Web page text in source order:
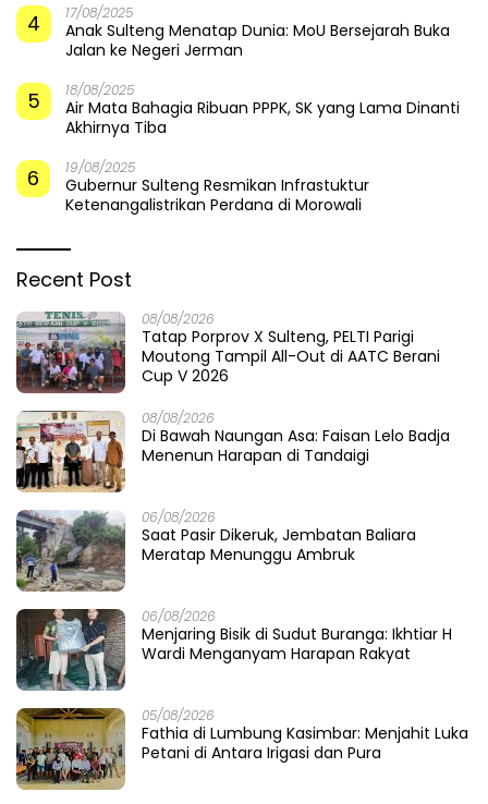
4 17/08/2025
Anak Sulteng Menatap Dunia: MoU Bersejarah Buka
Jalan ke Negeri Jerman
5 18/08/2025
Air Mata Bahagia Ribuan PPPK, SK yang Lama Dinanti
Akhirnya Tiba
6 19/08/2025
Gubernur Sulteng Resmikan Infrastuktur
Ketenangalistrikan Perdana di Morowali
Recent Post
08/08/2026
Tatap Porprov X Sulteng, PELTI Parigi
Moutong Tampil All-Out di AATC Berani
Cup V 2026
08/08/2026
Di Bawah Naungan Asa: Faisan Lelo Badja
Menenun Harapan di Tandaigi
06/08/2026
Saat Pasir Dikeruk, Jembatan Baliara
Meratap Menunggu Ambruk
06/08/2026
Menjaring Bisik di Sudut Buranga: Ikhtiar H
Wardi Menganyam Harapan Rakyat
05/08/2026
Fathia di Lumbung Kasimbar: Menjahit Luka
Petani di Antara Irigasi dan Pura